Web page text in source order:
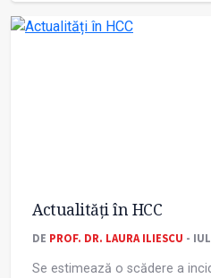
Actualități în HCC
DE PROF. DR. LAURA ILIESCU -
Se estimează o scădere a